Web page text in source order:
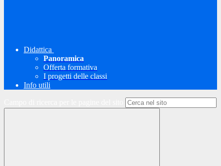
Didattica
Panoramica
Offerta formativa
I progetti delle classi
Info utili